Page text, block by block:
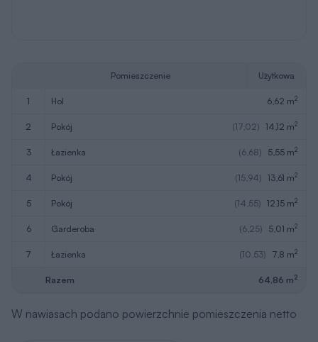
Pomieszczenie Użytkowa
1 hol 6,62 m2
2 pokój (17,02) 14,12 m2
3 łazienka (6,68) 5,55 m2
4 pokój (15,94) 13,61 m2
5 pokój (14,55) 12,15 m2
6 garderoba (6,25) 5,01 m2
7 łazienka (10,53) 7,8 m2
Razem 64,86 m2
W nawiasach podano powierzchnie pomieszczenia netto